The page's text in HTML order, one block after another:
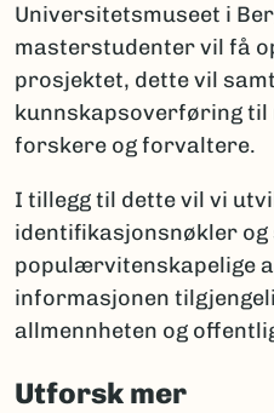
Universitetsmuseet i
masterstudenter vil få
prosjektet, dette vil
kunnskapsoverføring til
forskere og forvaltere.
I tillegg til dette vil vi
identifikasjonsnøkler og
populærvitenskapelige
informasjonen
allmennheten og
Utforsk mer